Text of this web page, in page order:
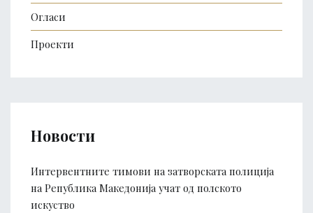
Огласи
Проекти
Новости
Интервентните тимови на затворската полиција
на Република Македонија учат од полското
искуство